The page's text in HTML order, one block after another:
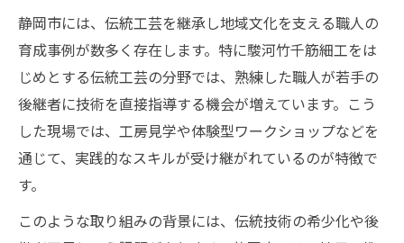
静岡市には、伝統工芸を継承し地域文化を支える職人の
育成事例が数多く存在します。特に駿河竹千筋細工をは
じめとする伝統工芸の分野では、熟練した職人が若手の
後継者に技術を直接指導する機会が増えています。こう
した現場では、工房見学や体験型ワークショップなどを
通じて、実践的なスキルが受け継がれているのが特徴で
す。
このような取り組みの背景には、伝統技術の希少化や後